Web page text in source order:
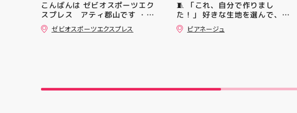
こんばんは ゼビオスポーツエク
スプレス アティ郡山です ・
本日は 「ゼビオスポーツなつま
つり」開催のお知らせです
ュース、熱中症対策グッズの販
ゼビオスポーツエクスプレス
🧵 「これ、自分で作りまし
た！」 好きな生地を選んで、ミ
シンで少しずつ形にしていく時
間 完成した時の嬉しさは格別で
大歓迎です お洋服・バッグ・小
ピアネージュ